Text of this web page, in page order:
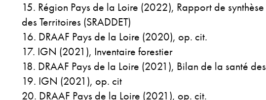
Région Pays de la Loire (2022), Rapport de
des Territoires (SRADDET)
DRAAF Pays de la Loire (2020), op. cit.
IGN (2021), Inventaire forestier
DRAAF Pays de la Loire (2021), Bilan de la santé
IGN (2021), op. cit
DRAAF Pays de la Loire (2021), op. cit.